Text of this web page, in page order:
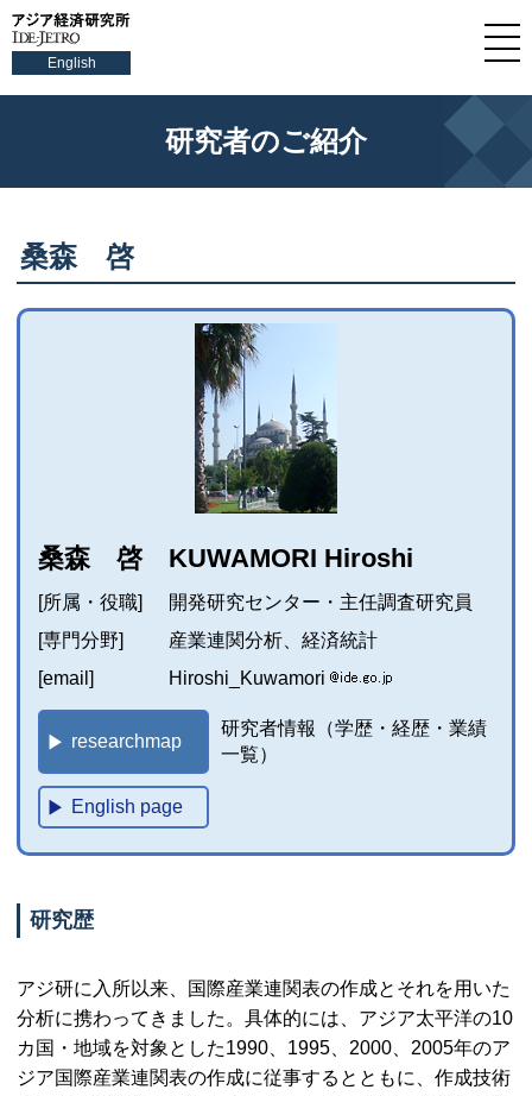
English
研究者のご紹介
桑森 啓
桑森 啓 KUWAMORI Hiroshi
[所属・役職]
開発研究センター・主任調査研究員
[専門分野]
産業連関分析、経済統計
[email]
Hiroshi_Kuwamori
researchmap
研究者情報（学歴・経歴・業績
一覧）
English page
研究歴
アジ研に入所以来、国際産業連関表の作成とそれを用いた
分析に携わってきました。具体的には、アジア太平洋の10
カ国・地域を対象とした1990、1995、2000、2005年のア
ジア国際産業連関表の作成に従事するとともに、作成技術